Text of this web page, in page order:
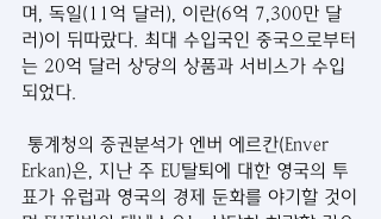
며, 독일(11억 달러), 이란(6억 7,300만 달
러)이 뒤따랐다. 최대 수입국인 중국으로부터
는 20억 달러 상당의 상품과 서비스가 수입
되었다.
통계청의 증권분석가 엔버 에르칸(Enver
Erkan)은, 지난 주 EU탈퇴에 대한 영국의 투
표가 유럽과 영국의 경제 둔화를 야기할 것이